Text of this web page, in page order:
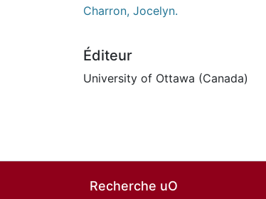
Charron, Jocelyn.
Éditeur
University of Ottawa (Canada)
Recherche uO